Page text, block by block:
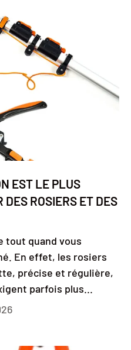
EST LE PLUS
ROSIERS ET DES
tout quand vous
En effet, les rosiers
précise et régulière,
parfois plus...